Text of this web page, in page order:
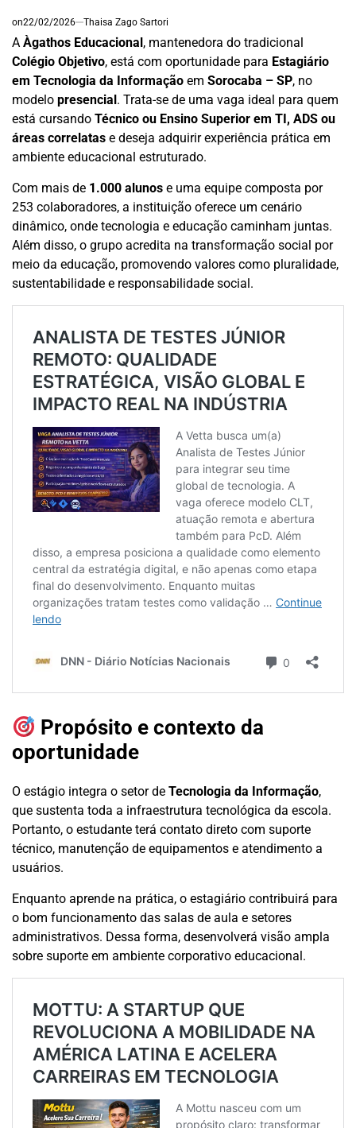
on22/02/2026 Thaisa Zago Sartori
A Àgathos Educacional, mantenedora do tradicional
Colégio Objetivo, está com oportunidade para Estagiário
em Tecnologia da Informação em Sorocaba – SP, no
modelo presencial. Trata-se de uma vaga ideal para quem
está cursando Técnico ou Ensino Superior em TI, ADS ou
áreas correlatas e deseja adquirir experiência prática em
ambiente educacional estruturado.
Com mais de 1.000 alunos e uma equipe composta por
253 colaboradores, a instituição oferece um cenário
dinâmico, onde tecnologia e educação caminham juntas.
Além disso, o grupo acredita na transformação social por
meio da educação, promovendo valores como pluralidade,
sustentabilidade e responsabilidade social.
Propósito e contexto da
oportunidade
O estágio integra o setor de Tecnologia da Informação,
que sustenta toda a infraestrutura tecnológica da escola.
Portanto, o estudante terá contato direto com suporte
técnico, manutenção de equipamentos e atendimento a
usuários.
Enquanto aprende na prática, o estagiário contribuirá para
o bom funcionamento das salas de aula e setores
administrativos. Dessa forma, desenvolverá visão ampla
sobre suporte em ambiente corporativo educacional.